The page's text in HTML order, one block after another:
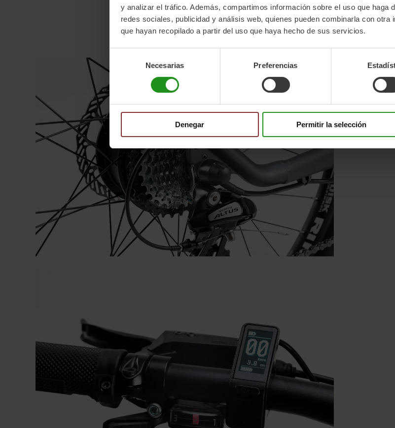
y analizar el tráfico. Además, compartimos información sobre el uso que haga
redes sociales, publicidad y análisis web, quienes pueden combinarla con otra
que hayan recopilado a partir del uso que haya hecho de sus servicios.
consentimiento
Necesarias Preferencias
Denegar Permitir la selección